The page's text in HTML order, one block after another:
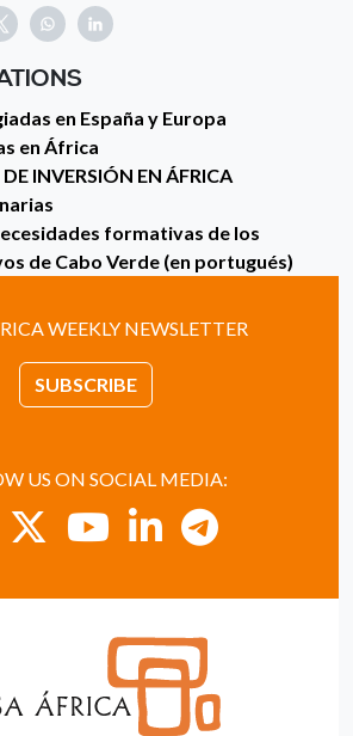
en España y Europa
en África
INVERSIÓN EN ÁFRICA
formativas de los
de Cabo Verde (en portugués)
WEEKLY NEWSLETTER
SUBSCRIBE
US ON SOCIAL MEDIA: